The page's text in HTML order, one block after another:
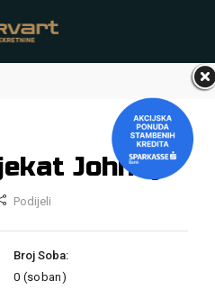
Johnny
Podijeli
Broj Soba:
0 (soban)